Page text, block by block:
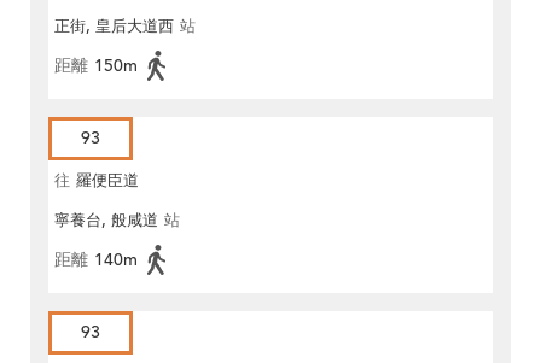
正街, 皇后大道西 站
距離 150m
93
往 羅便臣道
寧養台, 般咸道 站
距離 140m
93